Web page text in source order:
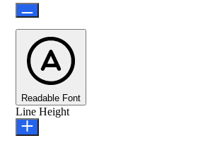
Readable Font
Line Height